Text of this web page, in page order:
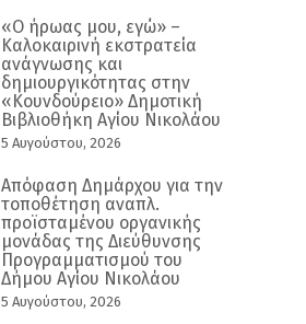
«Ο ήρωας μου, εγώ» –
Καλοκαιρινή εκστρατεία
ανάγνωσης και
δημιουργικότητας στην
«Κουνδούρειο» Δημοτική
Βιβλιοθήκη Αγίου Νικολάου
5 Αυγούστου, 2026
Απόφαση Δημάρχου για την
τοποθέτηση αναπλ.
προϊσταμένου οργανικής
μονάδας της Διεύθυνσης
Προγραμματισμού του
Δήμου Αγίου Νικολάου
5 Αυγούστου, 2026